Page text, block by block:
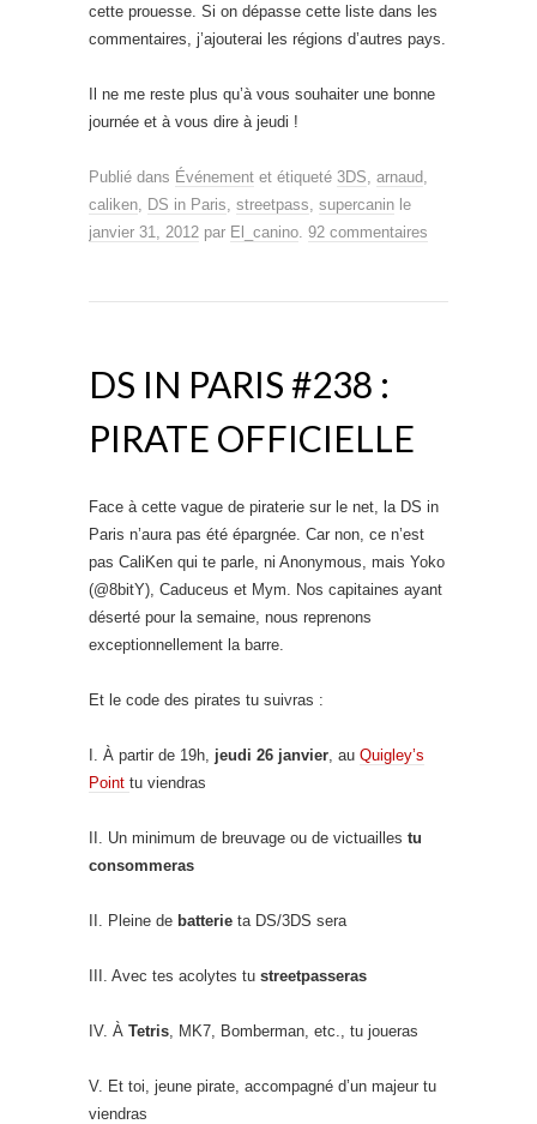
cette prouesse. Si on dépasse cette liste dans les
commentaires, j’ajouterai les régions d’autres pays.
Il ne me reste plus qu’à vous souhaiter une bonne
journée et à vous dire à jeudi !
Publié dans Événement et étiqueté 3DS arnaud
caliken
DS in Paris streetpass supercanin le
janvier 31, 2012 par El_canino 92 commentaires
DS IN PARIS #238 :
PIRATE OFFICIELLE
Face à cette vague de piraterie sur le net, la DS in
Paris n’aura pas été épargnée. Car non, ce n’est
pas CaliKen qui te parle, ni Anonymous, mais Yoko
(@8bitY), Caduceus et Mym. Nos capitaines ayant
déserté pour la semaine, nous reprenons
exceptionnellement la barre.
Et le code des pirates tu suivras :
I. À partir de 19h, jeudi 26 janvier , au Quigley’s
Point tu viendras
II. Un minimum de breuvage ou de victuailles tu
consommeras
II. Pleine de batterie ta DS/3DS sera
III. Avec tes acolytes tu streetpasseras
IV. À Tetris , MK7, Bomberman, etc., tu joueras
V. Et toi, jeune pirate, accompagné d’un majeur tu
viendras